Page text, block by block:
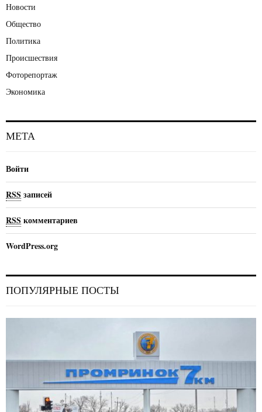
Новости
Общество
Политика
Происшествия
Фоторепортаж
Экономика
МЕТА
Войти
RSS записей
RSS комментариев
WordPress.org
ПОПУЛЯРНЫЕ ПОСТЫ